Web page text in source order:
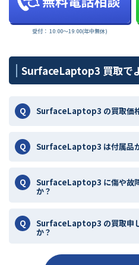
受付： 10:00〜19:00(年中無休)
SurfaceLaptop3 買取で
SurfaceLaptop3 の買取価
SurfaceLaptop3 は付属品
SurfaceLaptop3 に傷や故
か？
SurfaceLaptop3 の買取申
か？